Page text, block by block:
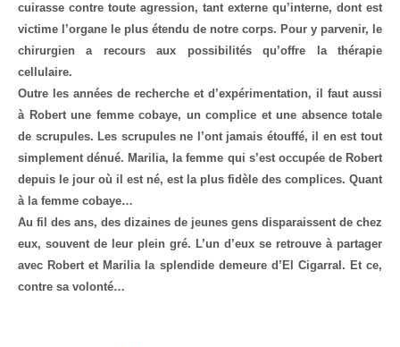
cuirasse contre toute agression, tant externe qu’interne, dont est
victime l’organe le plus étendu de notre corps. Pour y parvenir, le
chirurgien a recours aux possibilités qu’offre la thérapie
cellulaire.
Outre les années de recherche et d’expérimentation, il faut aussi
à Robert une femme cobaye, un complice et une absence totale
de scrupules. Les scrupules ne l’ont jamais étouffé, il en est tout
simplement dénué. Marilia, la femme qui s’est occupée de Robert
depuis le jour où il est né, est la plus fidèle des complices. Quant
à la femme cobaye…
Au fil des ans, des dizaines de jeunes gens disparaissent de chez
eux, souvent de leur plein gré. L’un d’eux se retrouve à partager
avec Robert et Marilia la splendide demeure d’El Cigarral. Et ce,
contre sa volonté…